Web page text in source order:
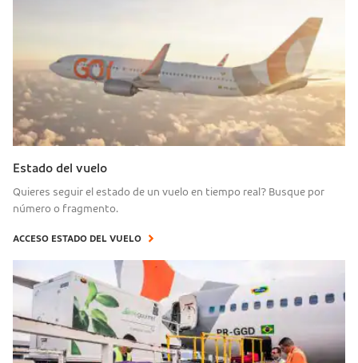
Estado del vuelo
Quieres seguir el estado de un vuelo en tiempo real? Busque por
número o fragmento.
ACCESO ESTADO DEL VUELO